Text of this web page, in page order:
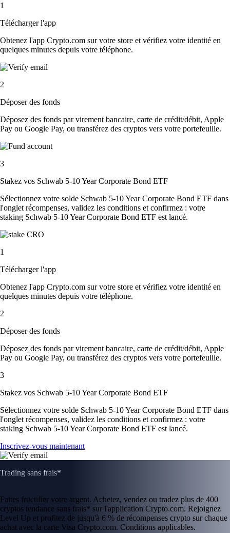
1
Télécharger l'app
Obtenez l'app Crypto.com sur votre store et vérifiez votre identité en
quelques minutes depuis votre téléphone.
2
Déposer des fonds
Déposez des fonds par virement bancaire, carte de crédit/débit, Apple
Pay ou Google Pay, ou transférez des cryptos vers votre portefeuille.
3
Stakez vos Schwab 5-10 Year Corporate Bond ETF
Sélectionnez votre solde Schwab 5-10 Year Corporate Bond ETF dans
l'onglet récompenses, validez les conditions et confirmez : votre
staking Schwab 5-10 Year Corporate Bond ETF est lancé.
1
Télécharger l'app
Obtenez l'app Crypto.com sur votre store et vérifiez votre identité en
quelques minutes depuis votre téléphone.
2
Déposer des fonds
Déposez des fonds par virement bancaire, carte de crédit/débit, Apple
Pay ou Google Pay, ou transférez des cryptos vers votre portefeuille.
3
Stakez vos Schwab 5-10 Year Corporate Bond ETF
Sélectionnez votre solde Schwab 5-10 Year Corporate Bond ETF dans
l'onglet récompenses, validez les conditions et confirmez : votre
staking Schwab 5-10 Year Corporate Bond ETF est lancé.
Inscrivez-vous maintenant
Trading sans frais*
Faites fructifier votre argent. Achetez, vendez ou tradez plus de 400
cryptos tendance sans frais* sur l'application Crypto.com. Rejoignez
Level Up et profitez de jusqu'à 6 % de récompenses crypto sur chaque
achat avec la carte Visa Crypto.com. Conditions applicables.